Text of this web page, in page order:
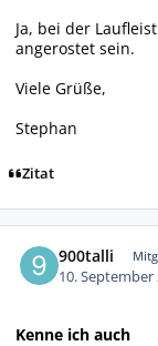
Ja, bei der
angerostet sein.
Viele Grüße,
Stephan
Zitat
900talli
10. September
Kenne ich auch